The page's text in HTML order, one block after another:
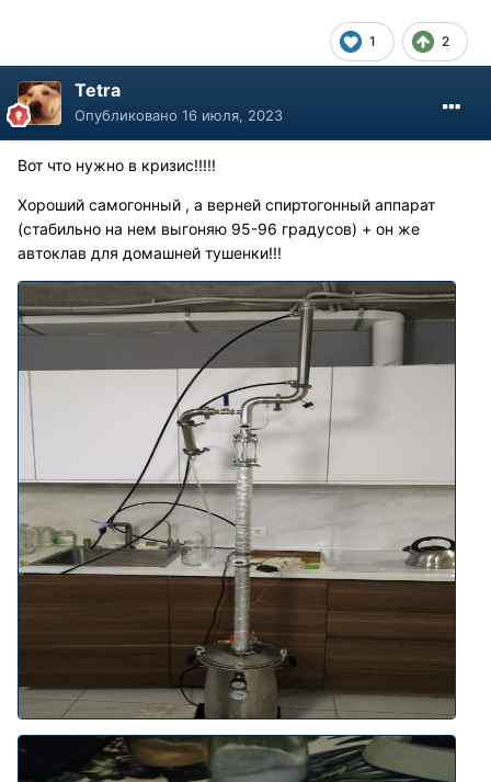
1 2
Tetra
Опубликовано 16 июля, 2023
Вот что нужно в кризис!!!!!
Хороший самогонный , а верней спиртогонный аппарат
(стабильно на нем выгоняю 95-96 градусов) + он же
автоклав для домашней тушенки!!!